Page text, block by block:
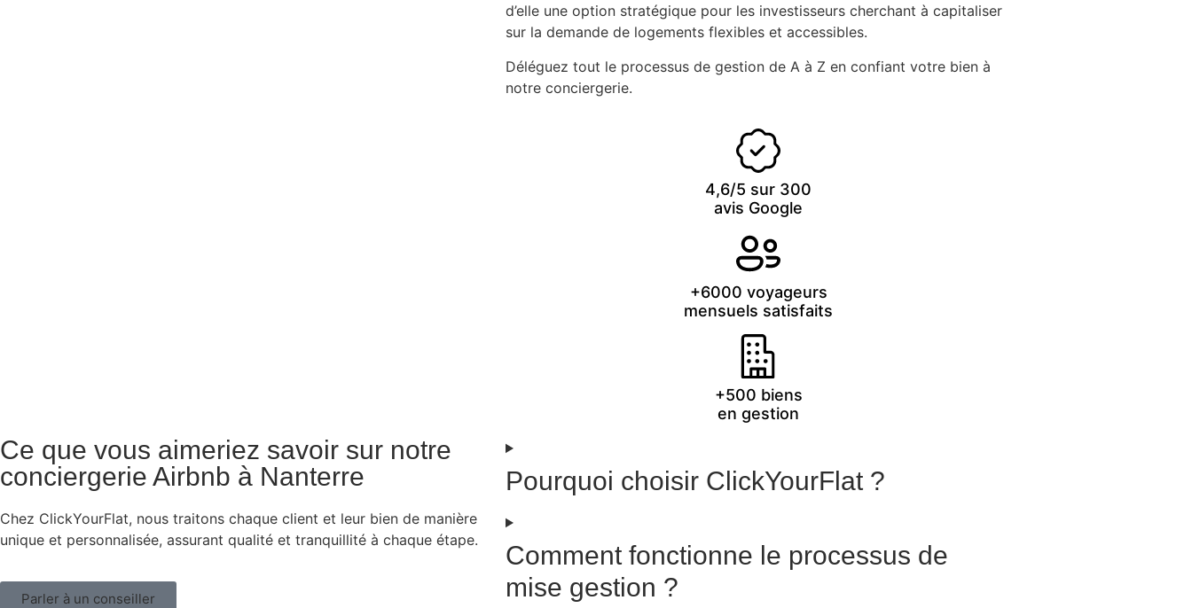
d’elle une option stratégique pour les investisseurs cherchant à capitaliser
sur la demande de logements flexibles et accessibles.
Déléguez tout le processus de gestion de A à Z en confiant votre bien à
notre conciergerie.
4,6/5 sur 300
avis Google
+6000 voyageurs
mensuels satisfaits
+500 biens
en gestion
Ce que vous aimeriez savoir sur notre
conciergerie Airbnb à Nanterre
Chez ClickYourFlat, nous traitons chaque client et leur bien de manière
unique et personnalisée, assurant qualité et tranquillité à chaque étape.
Parler à un conseiller
Pourquoi choisir ClickYourFlat ?
Comment fonctionne le processus de
mise gestion ?